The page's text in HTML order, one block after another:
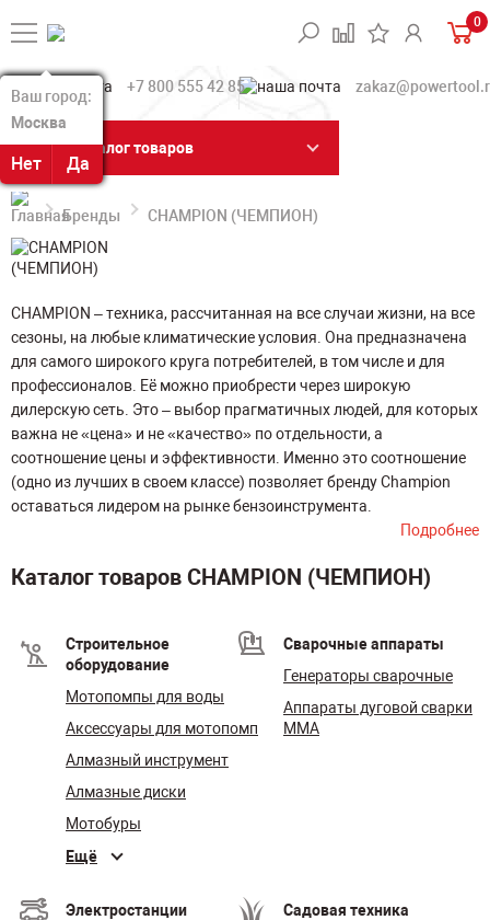
Ваш город:
Москва
Нет Да
Ваш город:
Москва
Нет Да
0
+7 800 555 42 85
Каталог товаров
Бренды CHAMPION (ЧЕМПИОН)
CHAMPION – техника, рассчитанная на все случаи жизни, на все
сезоны, на любые климатические условия. Она предназначена
для самого широкого круга потребителей, в том числе и для
профессионалов. Её можно приобрести через широкую
дилерскую сеть. Это – выбор прагматичных людей, для которых
важна не «цена» и не «качество» по отдельности, а
соотношение цены и эффективности. Именно это соотношение
(одно из лучших в своем классе) позволяет бренду Champion
оставаться лидером на рынке бензоинструмента.
Подробнее
Каталог товаров CHAMPION (ЧЕМПИОН)
Строительное
оборудование
Мотопомпы для воды
Аксессуары для мотопомп
Алмазный инструмент
Алмазные диски
Мотобуры
Ещё
Сварочные аппараты
Генераторы сварочные
Аппараты дуговой сварки
MMA
Электростанции
Садовая техника